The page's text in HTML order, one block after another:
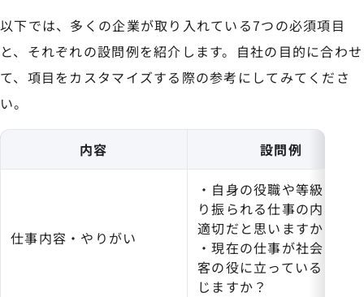
以下では、多くの企業が取り入れている7つの必須項目
と、それぞれの設問例を紹介します。自社の目的に合わせ
て、項目をカスタマイズする際の参考にしてみてくださ
い。
内容 設問例
仕事内容・やりがい
・自身の役職や等級に割
り振られる仕事の内容は
適切だと思いますか？
・現在の仕事が社会や顧
客の役に立っていると感
じますか？